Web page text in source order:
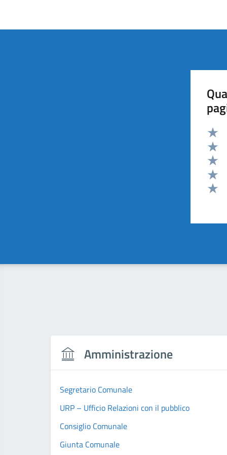
Amministrazione
Segretario Comunale
URP – Ufficio Relazioni con il pubblico
Consiglio Comunale
Giunta Comunale